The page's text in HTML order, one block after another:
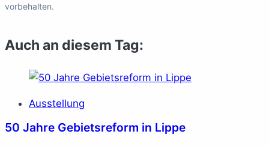
vorbehalten.
Auch an diesem Tag:
Ausstellung
50 Jahre Gebietsreform in Lippe